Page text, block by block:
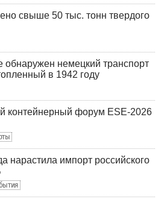
свыше 50 тыс. тонн твердого
немецкий транспорт
в 1942 году
контейнерный форум ESE-2026
нарастила импорт российского